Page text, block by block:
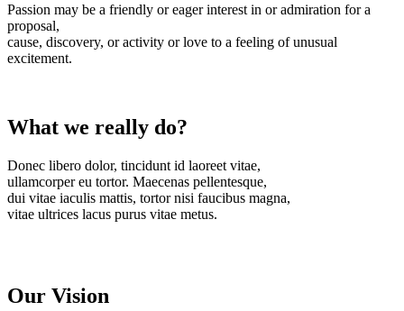
Passion may be a friendly or eager interest in or admiration for a
proposal,
cause, discovery, or activity or love to a feeling of unusual
excitement.
What we really do?
Donec libero dolor, tincidunt id laoreet vitae,
ullamcorper eu tortor. Maecenas pellentesque,
dui vitae iaculis mattis, tortor nisi faucibus magna,
vitae ultrices lacus purus vitae metus.
Our Vision